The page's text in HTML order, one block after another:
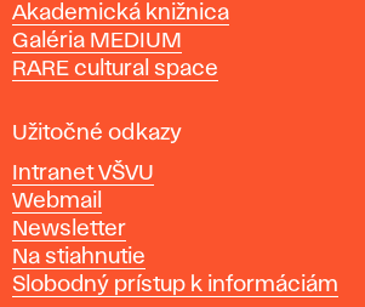
š
k
o
a
ý
t
v
a
r
Akademická knižnica
Galéria MEDIUM
RARE cultural space
Užitočné odkazy
Intranet VŠVU
Webmail
Newsletter
Na stiahnutie
Slobodný prístup k informáciám